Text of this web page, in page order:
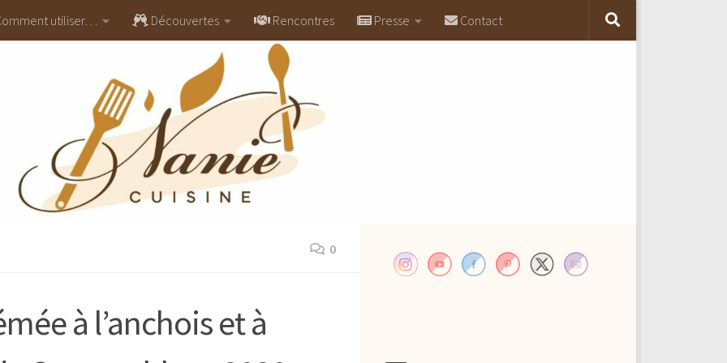
utiliser… Découvertes Rencontres Presse Contact
0
à l’anchois et à